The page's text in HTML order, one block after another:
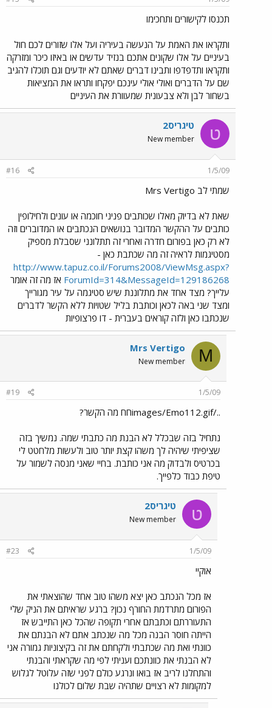
תכנסו לקישורים ותחכימו
ותקראו את האמת על הנעשה בעיריה ועל אלו שזורים לכם חול
בעיניים על אלו שקונים אתכם בנזיד עדשים או באיזו כיכר ומזרקה
ותקראו ותדפדפו ותבינו דברים שאתם לא יודעים וגם תוכלו להגיב
שם על הדברים ואולי אולי עינכם יפקחו ותראו את המציאות
בשחור לבן ולא צבעונית שמעוורת את העיניים
ט טיגריס2
New member
1/5/09
#16
שמתי לב Mrs Vertigo
שאת לא בדיוק מאלו שכותבים פניני חוכמה או עונים ולחילופין
כותבים על ההקשר המדובר בנושאים הנכתבים או המדוברים וזה
לא רק כאן בפורום חדרה ואחרי זה תתלונני שסבלת מספיק
מסטיגמות לראיה זה מה שכתבת כאן -
http://www.tapuz.co.il/Forums2008/ViewMsg.aspx?
ForumId=314&MessageId=129186268 אז מה זה אומר
עלייך? מצד אחד את מתלוננת שיש סטיגמה על עיר מגורייך
ומצד שני באה לכאן וכותבת בליל שטויות ללא הקשר לדברים
שנכתבו כאן ולזה קוראים בעברית - דו פרצופיות
M
Mrs Vertigo
New member
1/5/09
#19
../images/Emo112.gifחח מה הקשר?
נתחיל בזה שבכלל לא הבנת מה כתבתי שמה. נמשיך בזה
שציפיתי שיהיה לך משהו קצת יותר טוב ולעשות מלחטט לי
בכרטיס ולבדוק מה אני כותבת. בחיי שאני מנסה לשמור על
טיפת כבוד כלפייך.
ט טיגריס2
New member
1/5/09
#23
אוקיי
אז מכל הנכתב כאן יצא משהו טוב אחד שהוצאתי את
הפורום מתרדמת החורף נכון? ברגע שראיתם את הניק שלי
התעוררתם וכתבתם אחרי תקופה שהכל כאן התייבש אז
הייתה חוסר הבנה מכל מה שנכתב אתם לא הבנתם את
כוונתי ואת מה שכתבתי ולקחתם את זה בקיצוניות גמורה אני
לא הבנתי את כוונתכם ועניתי לפי מה שקראתי והבנתי
והתחלנו לריב אז בואו ונרגע כולם לפני שזה עלוטל לגלוש
למקומות לא רצויים שתהיה שבת שלום לכולנו